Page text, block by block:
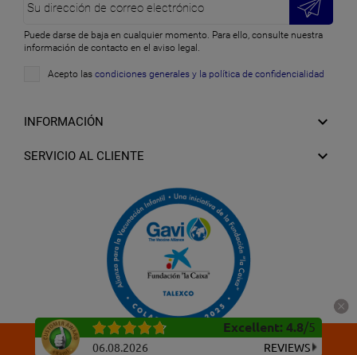
Puede darse de baja en cualquier momento. Para ello, consulte nuestra
información de contacto en el aviso legal.
Acepto las condiciones generales y la política de confidencialidad
INFORMACIÓN 
SERVICIO AL CLIENTE 
Excellent: 4.8/5
06.08.2026 REVIEWS